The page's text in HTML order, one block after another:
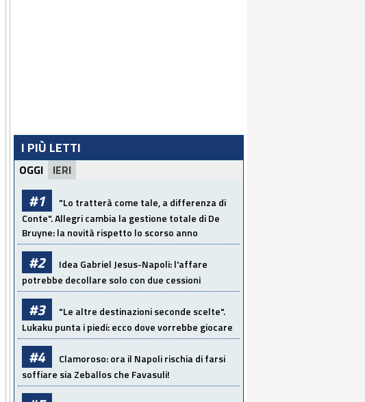
I PIÙ LETTI
OGGI IERI
#1
"Lo tratterà come tale, a differenza di
Conte". Allegri cambia la gestione totale di De
Bruyne: la novità rispetto lo scorso anno
#2
Idea Gabriel Jesus-Napoli: l'affare
potrebbe decollare solo con due cessioni
#3
"Le altre destinazioni seconde scelte".
Lukaku punta i piedi: ecco dove vorrebbe giocare
#4
Clamoroso: ora il Napoli rischia di farsi
soffiare sia Zeballos che Favasuli!